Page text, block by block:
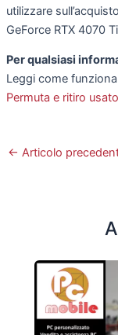
utilizzare
GeForce RTX 4070
Per qualsiasi
Leggi come
Permuta e ritiro usato
← Articolo